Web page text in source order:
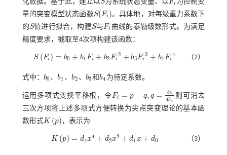
化数据。基于此，建立以S
S 为系统状态变量、以Fi
Fi 为控制变
量的突变模型状态函数S(Fi )
S(Fi)
。具体地，对每级重力系数下
的S
S 值进行拟合，构建S
S 与Fi
Fi 曲线的泰勒级数形式。为满足
精度要求，截取至4次项构建该函数：
S (Fi ) = b0 + b1Fi + b2Fi
2 + b3Fi
3 + b4Fi
4
SF i=b0+ b1 Fi+ b2 Fi2+b3Fi3+b4Fi4 （2）
式中： b0
b0 、b1
b1 、 b2
b2 、 b3
b3和b4
b4 为待定系数。
运用多项式变换平移根，令Fi = p − q, q = b3
4b4
Fi= p-q ,q =b 34b4
则可消去
三次方项将上述多项式方便转换为尖点突变理论的基本函
数形式K (p)
Kp ，表示为
K (p) = d4x4 + d2x2 + d1x + d0
Kp =d4 x4+ d2x2+ d1 x+d0 （3）